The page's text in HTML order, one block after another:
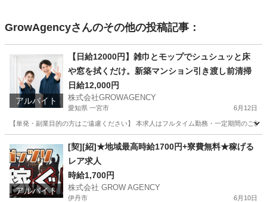
GrowAgencyさんのその他の投稿記事：
アルバイト
【日給12000円】雑巾とモップでシュシュッと床
や窓を拭くだけ。新築マンション引き渡し前清掃
日給12,000円
株式会社GROWAGENCY
愛知県 一宮市 6月12日
【単発・副業目的の方はご遠慮ください】 本求人はフルタイム勤務・一定期間のご
清掃 短期間
アルバイト
[契][紹]★地域最高時給1700円+寮費無料★稼げる
レア求人
時給1,700円
株式会社 GROW AGENCY
伊丹市 6月10日